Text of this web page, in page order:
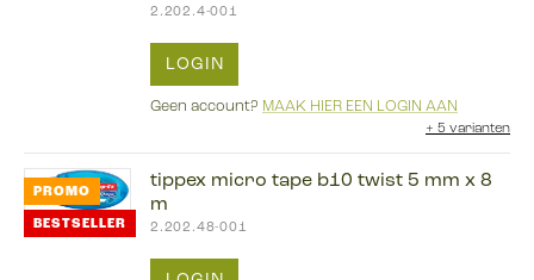
2.202.4-001
LOGIN
Geen account? MAAK HIER EEN LOGIN AAN
+ 5 varianten
PROMO
BESTSELLER
tippex micro tape b10 twist 5 mm x 8
m
2.202.48-001